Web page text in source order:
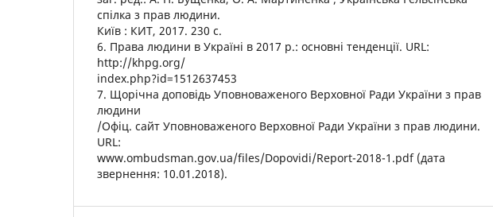
спілка з прав людини.
Київ : КИТ, 2017. 230 с.
6. Права людини в Україні в 2017 р.: основні тенденції. URL:
http://khpg.org/
index.php?id=1512637453
7. Щорічна доповідь Уповноваженого Верховної Ради України з прав
людини
/Офіц. сайт Уповноваженого Верховної Ради України з прав людини.
URL:
www.ombudsman.gov.ua/files/Dopovidi/Report-2018-1.pdf (дата
звернення: 10.01.2018).